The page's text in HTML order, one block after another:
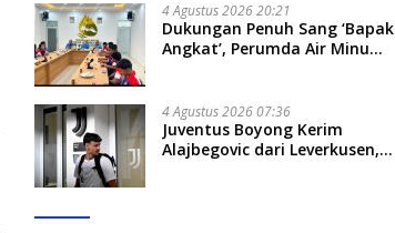
4 Agustus 2026 20:21
Dukungan Penuh Sang ‘Bapak
Angkat’, Perumda Air Minum
4 Agustus 2026 07:36
Juventus Boyong Kerim
Alajbegovic dari Leverkusen,